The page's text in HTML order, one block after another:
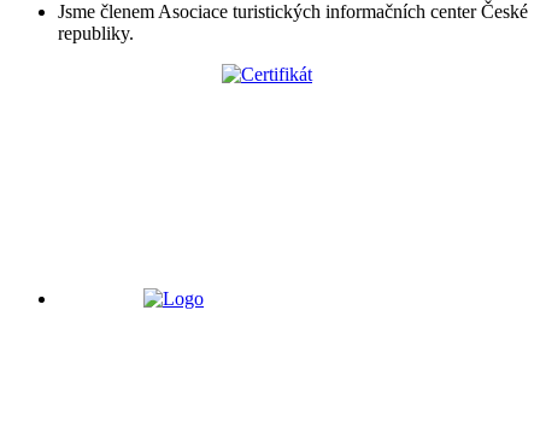
Jsme členem Asociace turistických informačních center České
republiky.